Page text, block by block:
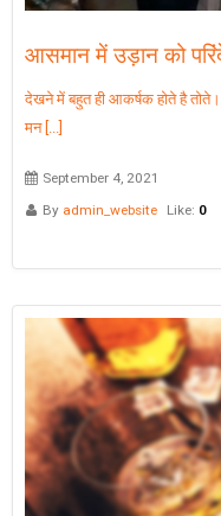
आसमान में उड़ान को
देखने में बहुत ही आकर्षक होते है
मन [...]
September 4, 2021
By admin_website Like: 0